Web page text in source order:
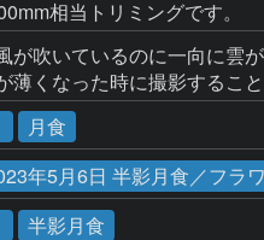
が吹いているのに一向に雲
薄くなった時に撮影するこ
月食
年5月6日 半影月食／フラ
半影月食